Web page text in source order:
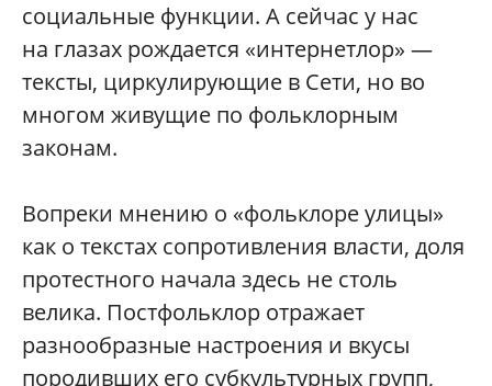
социальные функции. А сейчас у нас
на глазах рождается «интернетлор» —
тексты, циркулирующие в Сети, но во
многом живущие по фольклорным
законам.
Вопреки мнению о «фольклоре улицы»
как о текстах сопротивления власти, доля
протестного начала здесь не столь
велика. Постфольклор отражает
разнообразные настроения и вкусы
породивших его субкультурных групп,